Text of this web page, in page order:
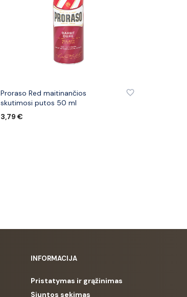
Proraso Red maitinančios
skutimosi putos 50 ml
3,79€
INFORMACIJA
Pristatymas ir grąžinimas
Siuntos sekimas